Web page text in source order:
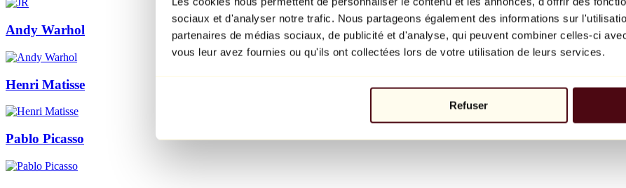
sociaux et d'analyser notre trafic. Nous partageons également des informations sur
partenaires de médias sociaux, de publicité et d'analyse, qui peuvent combiner celles-ci
vous leur avez fournies ou qu'ils ont collectées lors de votre utilisation de leurs services.
Refuser
Andy Warhol
Henri Matisse
Pablo Picasso